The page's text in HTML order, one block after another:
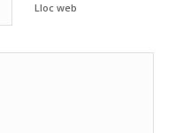
Lloc web